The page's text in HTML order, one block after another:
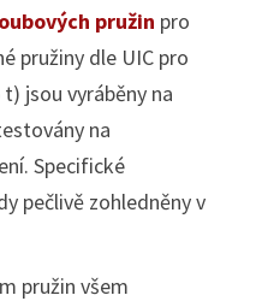
pružin pro
pružiny dle UIC pro
jsou vyráběny na
na
Specifické
pečlivě zohledněny v
pružin všem